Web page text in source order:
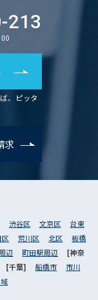
213
、ピッタ
求
渋谷区 文京区
台東
荒川区 北区
板橋
辺 町田駅周辺
[神奈
[千葉] 船橋市
市川